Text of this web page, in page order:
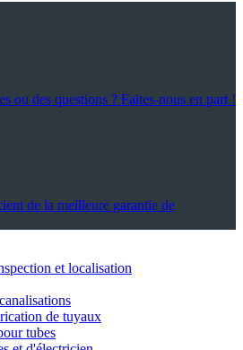
ou des questions ? Faites-nous en part !
de la meilleure garantie de
et localisation
de tuyaux
tubes